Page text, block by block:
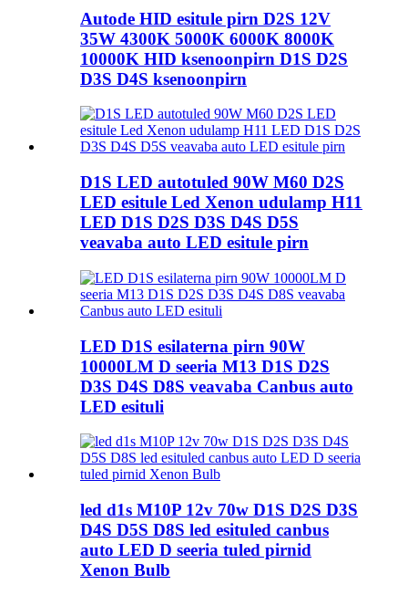
Autode HID esitule pirn D2S 12V
35W 4300K ​​5000K 6000K 8000K
10000K HID ksenoonpirn D1S D2S
D3S D4S ksenoonpirn
D1S LED autotuled 90W M60 D2S
LED esitule Led Xenon udulamp H11
LED D1S D2S D3S D4S D5S
veavaba auto LED esitule pirn
LED D1S esilaterna pirn 90W
10000LM D seeria M13 D1S D2S
D3S D4S D8S veavaba Canbus auto
LED esituli
led d1s M10P 12v 70w D1S D2S D3S
D4S D5S D8S led esituled canbus
auto LED D seeria tuled pirnid
Xenon Bulb